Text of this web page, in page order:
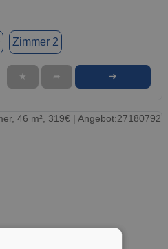
Zimmer 2
★ ➦ ➜